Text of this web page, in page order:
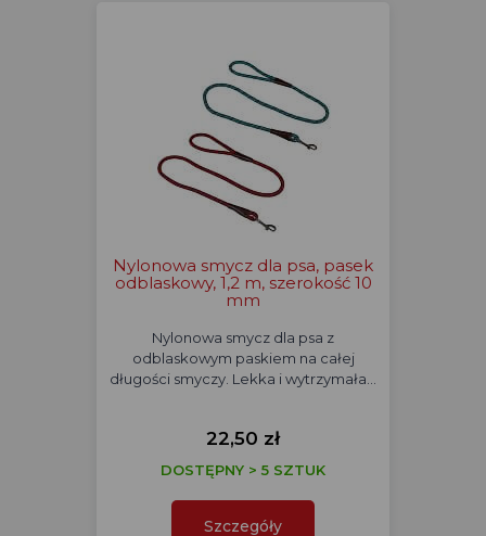
Nylonowa smycz dla psa, pasek
odblaskowy, 1,2 m, szerokość 10
mm
Nylonowa smycz dla psa z
odblaskowym paskiem na całej
długości smyczy. Lekka i wytrzymała…
22,50 zł
DOSTĘPNY > 5 SZTUK
Szczegóły